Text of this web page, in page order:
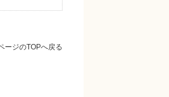
ージのTOPへ戻る